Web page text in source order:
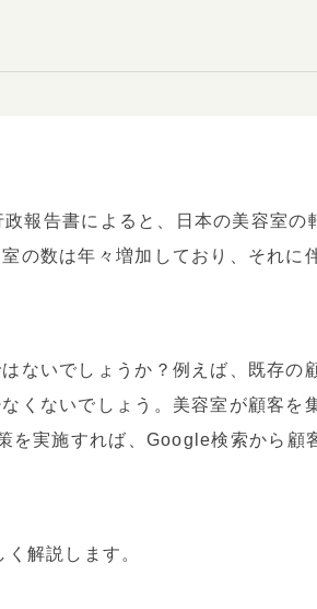
報告書によると、日本の美容室
の数は年々増加しており、それに
ないでしょうか？例えば、既存の
くないでしょう。美容室が顧客を
を実施すれば、Google検索から顧
解説します。